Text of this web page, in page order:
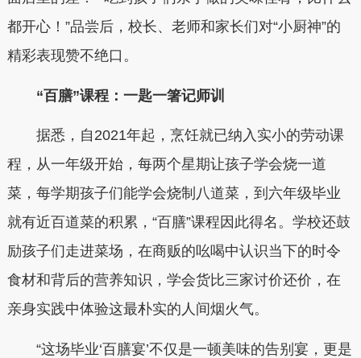
都开心！”品尝后，校长、老师和家长们对“小厨神”的
精彩表现赞不绝口。
“百膳”课程：一匙一箸记师训
据悉，自2021年起，烹饪就已纳入实小的劳动课
程，从一年级开始，每两个星期让孩子学会烧一道
菜，每学期孩子们能学会烧制八道菜，到六年级毕业
就有近百道菜的积累，“百膳”课程因此得名。学校还鼓
励孩子们走进菜场，在商贩的吆喝中认识当下的时令
食材和背后的营养知识，学会货比三家讨价还价，在
亲身实践中体验这最朴实的人间烟火气。
“这场毕业‘百膳宴’不仅是一顿美味的告别宴，更是